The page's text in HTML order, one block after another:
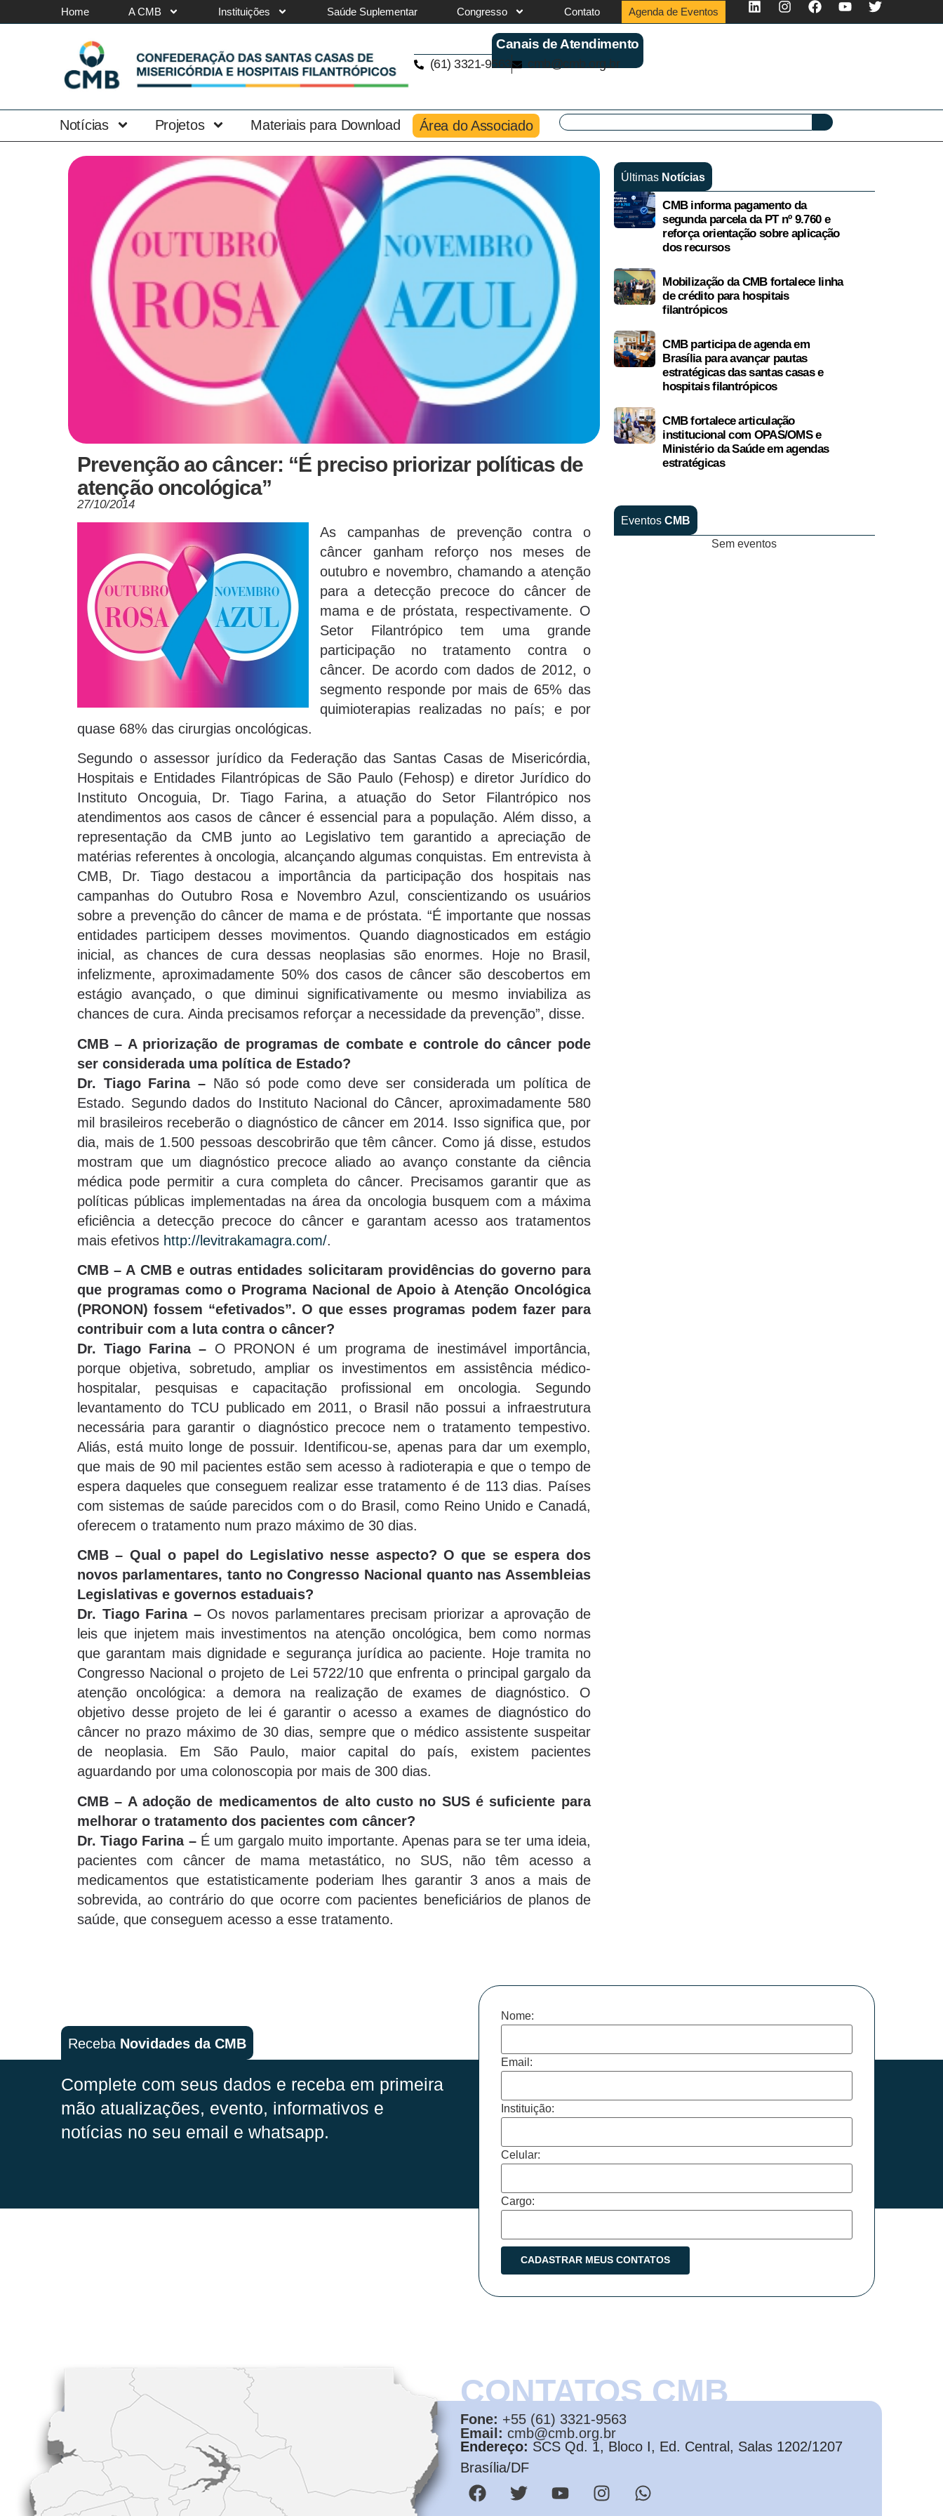
Home A CMB Instituições Saúde Suplementar Congresso Contato Agenda de Eventos
Canais de Atendimento
(61) 3321-9563 cmb@cmb.org.br
Notícias Projetos Materiais para Download Área do Associado
Prevenção ao câncer: “É preciso priorizar políticas de
atenção oncológica”
27/10/2014
As campanhas de prevenção contra o
câncer ganham reforço nos meses de
outubro e novembro, chamando a atenção
para a detecção precoce do câncer de
mama e de próstata, respectivamente. O
Setor Filantrópico tem uma grande
participação no tratamento contra o
câncer. De acordo com dados de 2012, o
segmento responde por mais de 65% das
quimioterapias realizadas no país; e por
quase 68% das cirurgias oncológicas.
Segundo o assessor jurídico da Federação das Santas Casas de Misericórdia,
Hospitais e Entidades Filantrópicas de São Paulo (Fehosp) e diretor Jurídico do
Instituto Oncoguia, Dr. Tiago Farina, a atuação do Setor Filantrópico nos
atendimentos aos casos de câncer é essencial para a população. Além disso, a
representação da CMB junto ao Legislativo tem garantido a apreciação de
matérias referentes à oncologia, alcançando algumas conquistas. Em entrevista à
CMB, Dr. Tiago destacou a importância da participação dos hospitais nas
campanhas do Outubro Rosa e Novembro Azul, conscientizando os usuários
sobre a prevenção do câncer de mama e de próstata. “É importante que nossas
entidades participem desses movimentos. Quando diagnosticados em estágio
inicial, as chances de cura dessas neoplasias são enormes. Hoje no Brasil,
infelizmente, aproximadamente 50% dos casos de câncer são descobertos em
estágio avançado, o que diminui significativamente ou mesmo inviabiliza as
chances de cura. Ainda precisamos reforçar a necessidade da prevenção”, disse.
CMB – A priorização de programas de combate e controle do câncer pode
ser considerada uma política de Estado?
Dr. Tiago Farina – Não só pode como deve ser considerada um política de
Estado. Segundo dados do Instituto Nacional do Câncer, aproximadamente 580
mil brasileiros receberão o diagnóstico de câncer em 2014. Isso significa que, por
dia, mais de 1.500 pessoas descobrirão que têm câncer. Como já disse, estudos
mostram que um diagnóstico precoce aliado ao avanço constante da ciência
médica pode permitir a cura completa do câncer. Precisamos garantir que as
políticas públicas implementadas na área da oncologia busquem com a máxima
eficiência a detecção precoce do câncer e garantam acesso aos tratamentos
mais efetivos http://levitrakamagra.com/.
CMB – A CMB e outras entidades solicitaram providências do governo para
que programas como o Programa Nacional de Apoio à Atenção Oncológica
(PRONON) fossem “efetivados”. O que esses programas podem fazer para
contribuir com a luta contra o câncer?
Dr. Tiago Farina – O PRONON é um programa de inestimável importância,
porque objetiva, sobretudo, ampliar os investimentos em assistência médico-
hospitalar, pesquisas e capacitação profissional em oncologia. Segundo
levantamento do TCU publicado em 2011, o Brasil não possui a infraestrutura
necessária para garantir o diagnóstico precoce nem o tratamento tempestivo.
Aliás, está muito longe de possuir. Identificou-se, apenas para dar um exemplo,
que mais de 90 mil pacientes estão sem acesso à radioterapia e que o tempo de
espera daqueles que conseguem realizar esse tratamento é de 113 dias. Países
com sistemas de saúde parecidos com o do Brasil, como Reino Unido e Canadá,
oferecem o tratamento num prazo máximo de 30 dias.
CMB – Qual o papel do Legislativo nesse aspecto? O que se espera dos
novos parlamentares, tanto no Congresso Nacional quanto nas Assembleias
Legislativas e governos estaduais?
Dr. Tiago Farina –Os novos parlamentares precisam priorizar a aprovação de
leis que injetem mais investimentos na atenção oncológica, bem como normas
que garantam mais dignidade e segurança jurídica ao paciente. Hoje tramita no
Congresso Nacional o projeto de Lei 5722/10 que enfrenta o principal gargalo da
atenção oncológica: a demora na realização de exames de diagnóstico. O
objetivo desse projeto de lei é garantir o acesso a exames de diagnóstico do
câncer no prazo máximo de 30 dias, sempre que o médico assistente suspeitar
de neoplasia. Em São Paulo, maior capital do país, existem pacientes
aguardando por uma colonoscopia por mais de 300 dias.
CMB – A adoção de medicamentos de alto custo no SUS é suficiente para
melhorar o tratamento dos pacientes com câncer?
Dr. Tiago Farina –É um gargalo muito importante. Apenas para se ter uma ideia,
pacientes com câncer de mama metastático, no SUS, não têm acesso a
medicamentos que estatisticamente poderiam lhes garantir 3 anos a mais de
sobrevida, ao contrário do que ocorre com pacientes beneficiários de planos de
saúde, que conseguem acesso a esse tratamento.
Últimas Notícias
CMB informa pagamento da
segunda parcela da PT nº 9.760 e
reforça orientação sobre aplicação
dos recursos
Mobilização da CMB fortalece linha
de crédito para hospitais
filantrópicos
CMB participa de agenda em
Brasília para avançar pautas
estratégicas das santas casas e
hospitais filantrópicos
CMB fortalece articulação
institucional com OPAS/OMS e
Ministério da Saúde em agendas
estratégicas
Eventos CMB
Sem eventos
Receba Novidades da CMB
Complete com seus dados e receba em primeira
mão atualizações, evento, informativos e
notícias no seu email e whatsapp.
Nome:
Email:
Instituição:
Celular:
Cargo:
CONTATOS CMB
Fone: +55 (61) 3321-9563
Email: cmb@cmb.org.br
Endereço: SCS Qd. 1, Bloco I, Ed. Central, Salas 1202/1207
Brasília/DF